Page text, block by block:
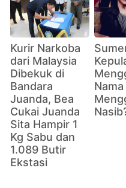
Kurir Narkoba
dari Malaysia
Dibekuk di
Bandara
Juanda, Bea
Cukai Juanda
Sita Hampir 1
Kg Sabu dan
1.089 Butir
Ekstasi